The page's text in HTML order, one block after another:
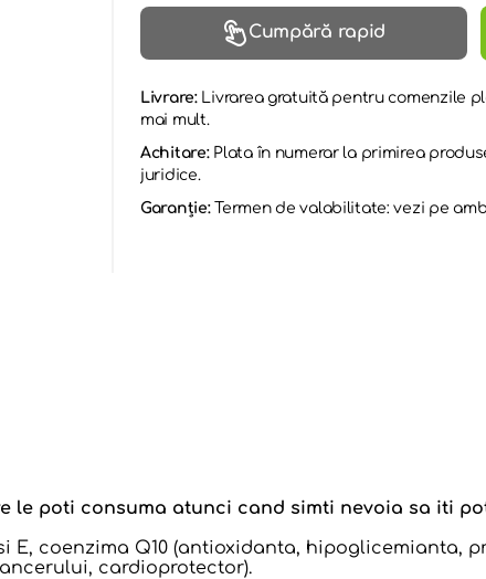
Cumpără rapid
Livrare: Livrarea gratuită pentru comenzile
mai mult.
Achitare: Plata în numerar la primirea
juridice.
Garanție:Termen de valabilitate: vezi pe
le poti consuma atunci cand simti nevoia sa iti
E, coenzima Q10 (antioxidanta, hipoglicemianta,
cardioprotector).